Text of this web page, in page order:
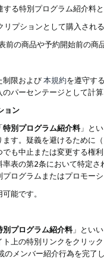
る特別プログラム紹介料
プションとして購入され
前の商品や予約開始前の商
制限および本規約を遵守す
パーセンテージとして計
ョン
特別プログラム紹介料」と
す。疑義を避けるために
も中止または変更する権
表の第2条において特定
ログラムまたはプロモー
能です。
別プログラム紹介料」とい
上の特別リンクをクリッ
のメンバー紹介行為を完了